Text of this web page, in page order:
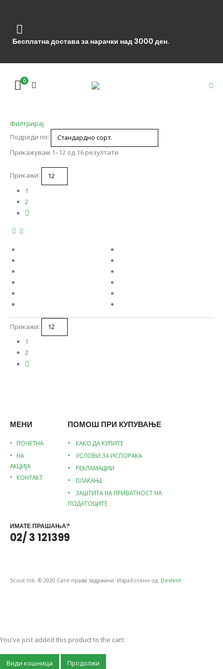
Бесплатна достава за нарачки над 3000 ден.
0
Филтрирај
Подреди по:
Прикажувам 1–12 од 16 резултати
Прикажи:
1
2
Прикажи:
1
2
МЕНИ
ПОЧЕТНА
НА
АКЦИЈА
КОНТАКТ
ПОМОШ ПРИ КУПУВАЊЕ
КАКО ДА КУПИТЕ
УСЛОВИ ЗА ИСПОРАКА
РЕКЛАМАЦИИ
ПЛАЌАЊЕ
ЗАШТИТА НА ПРИВАТНОСТ НА
ПОДАТОЦИТЕ
ИМАТЕ ПРАШАЊА?
02/ 3 121399
Scout.mk. © 2020 Сите права задржани. Изработено од: Devlent
You've just added this product to the cart:
Види кошница Продолжи